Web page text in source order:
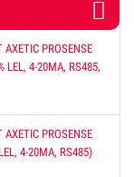
PROSENSE
LEL, 4-20MA, RS485,
PROSENSE
4-20MA, RS485)